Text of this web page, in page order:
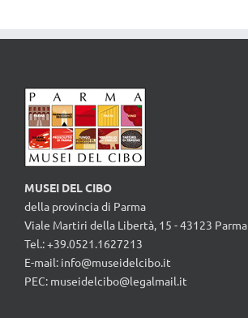
MUSEI DEL CIBO
della provincia di Parma
Viale Martiri della Libertà, 15 - 43123 Parma
Tel.: +39.0521.1627213
E-mail: info@museidelcibo.it
PEC: museidelcibo@legalmail.it